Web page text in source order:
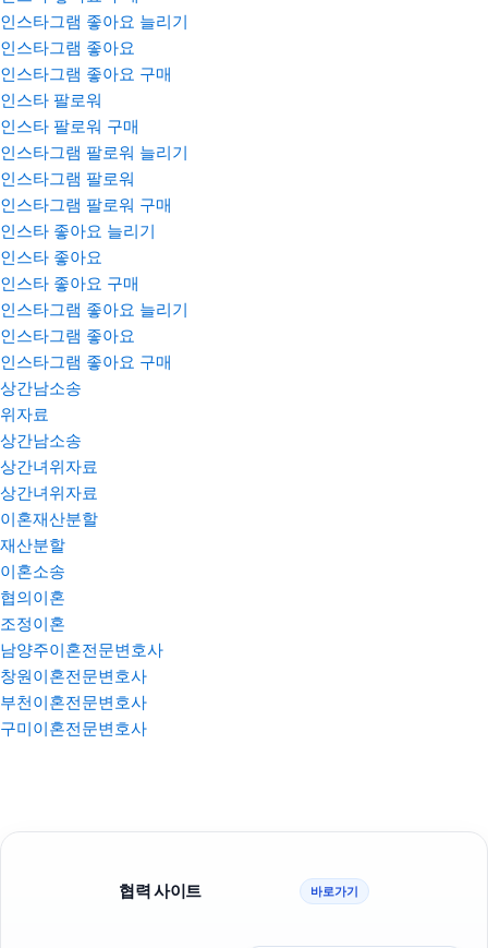
인스타그램 좋아요 늘리기
인스타그램 좋아요
인스타그램 좋아요 구매
인스타 팔로워
인스타 팔로워 구매
인스타그램 팔로워 늘리기
인스타그램 팔로워
인스타그램 팔로워 구매
인스타 좋아요 늘리기
인스타 좋아요
인스타 좋아요 구매
인스타그램 좋아요 늘리기
인스타그램 좋아요
인스타그램 좋아요 구매
상간남소송
위자료
상간남소송
상간녀위자료
상간녀위자료
이혼재산분할
재산분할
이혼소송
협의이혼
조정이혼
남양주이혼전문변호사
창원이혼전문변호사
부천이혼전문변호사
구미이혼전문변호사
협력 사이트 바로가기